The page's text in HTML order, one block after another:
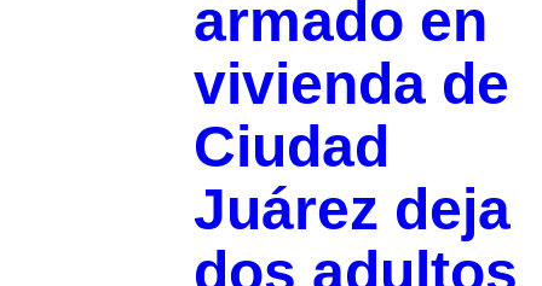
armado en
vivienda de
Ciudad
Juárez deja
dos adultos